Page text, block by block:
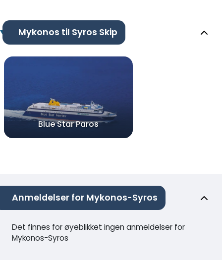
Mykonos til Syros Skip
Blue Star Paros
Anmeldelser for Mykonos-Syros
Det finnes for øyeblikket ingen anmeldelser for
Mykonos-Syros